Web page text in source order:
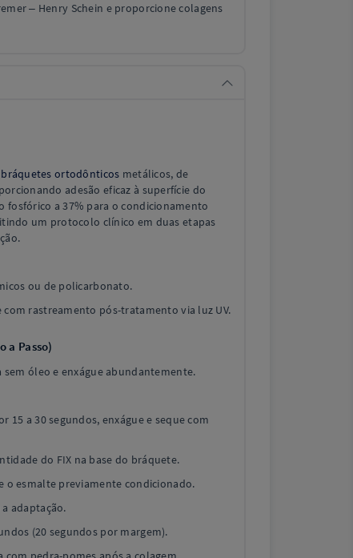
– Henry Schein e proporcione colagens
ortodônticos metálicos, de
adesão eficaz à superfície do
fosfórico a 37% para o condicionamento
um protocolo clínico em duas etapas
ou de policarbonato.
rastreamento pós-tratamento via luz UV.
a Passo)
sem óleo e enxágue abundantemente.
15 a 30 segundos, enxágue e seque com
do FIX na base do bráquete.
o esmalte previamente condicionado.
a adaptação.
(20 segundos por margem).